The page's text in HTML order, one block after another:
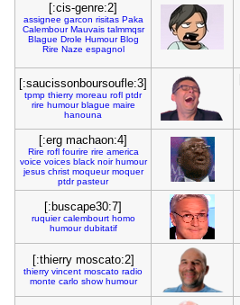
[:cis-genre:2]
assignee garcon risitas Paka
Calembour Mauvais talmmqsr
Blague Drole Humour Blog
Rire Naze espagnol
[:saucissonboursoufle:3]
tpmp thierry moreau rofl ptdr
rire humour blague maire
hanouna
[:erg machaon:4]
Rire rofl fourire rire america
voice voices black noir humour
jesus christ moqueur moquer
ptdr pasteur
[:buscape30:7]
ruquier calembourt homo
humour dubitatif
[:thierry moscato:2]
thierry vincent moscato radio
monte carlo show humour